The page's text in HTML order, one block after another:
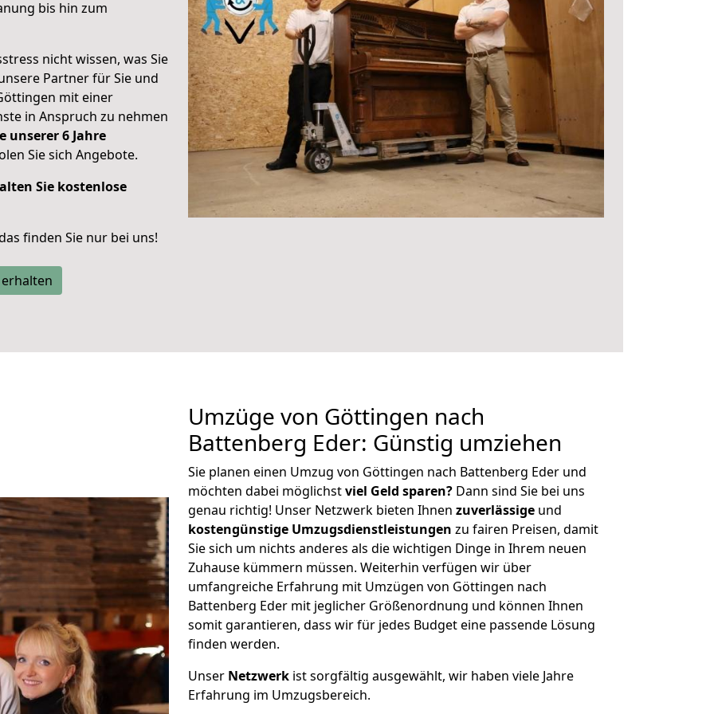
bis hin zum
nicht wissen, was Sie
Partner für Sie und
mit einer
in Anspruch zu nehmen
unserer 6 Jahre
Sie sich Angebote.
Sie kostenlose
finden Sie nur bei uns!
Umzüge von Göttingen nach
Battenberg Eder: Günstig umziehen
Sie planen einen Umzug von Göttingen nach Battenberg Eder und
möchten dabei möglichstviel Geld sparen? Dann sind Sie bei uns
genau richtig! Unser Netzwerk bieten Ihnen zuverlässige und
kostengünstige Umzugsdienstleistungen zu fairen Preisen, damit
Sie sich um nichts anderes als die wichtigen Dinge in Ihrem neuen
Zuhause kümmern müssen. Weiterhin verfügen wir über
umfangreiche Erfahrung mit Umzügen von Göttingen nach
Battenberg Eder mit jeglicher Größenordnung und können Ihnen
somit garantieren, dass wir für jedes Budget eine passende Lösung
finden werden.
Unser Netzwerk ist sorgfältig ausgewählt, wir haben viele Jahre
Erfahrung im Umzugsbereich.